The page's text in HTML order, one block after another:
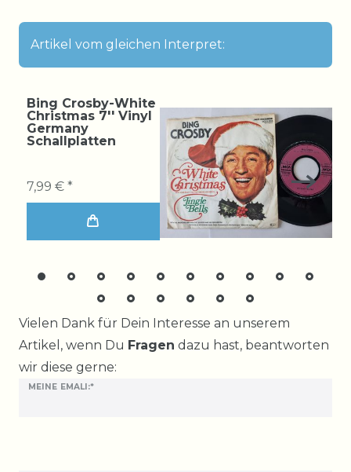
Artikel vom gleichen Interpret:
Bing Crosby-White
Christmas 7'' Vinyl
Germany
Schallplatten
7,99 € *
Vielen Dank für Dein Interesse an unserem
Artikel, wenn Du Fragen dazu hast, beantworten
wir diese gerne:
MEINE EMALI:*
Ceres::Template.mailFormHoneypotLabel